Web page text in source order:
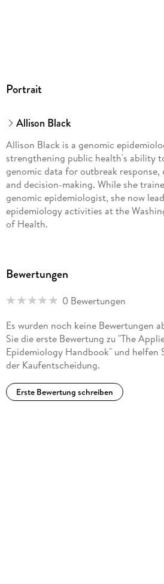
Portrait
Allison Black
Allison Black is a genomic
strengthening public health's ability
genomic data for outbreak response,
and decision-making. While she
genomic epidemiologist, she now
epidemiology activities at the
of Health.
evolution at both long- and short-
epidemiology of Ebola virus in West
Bewertungen
0 Bewertungen
Es wurden noch keine Bewertungen
Sie die erste Bewertung zu "The
Epidemiology Handbook" und helfen
der Kaufentscheidung.
Erste Bewertung schreiben